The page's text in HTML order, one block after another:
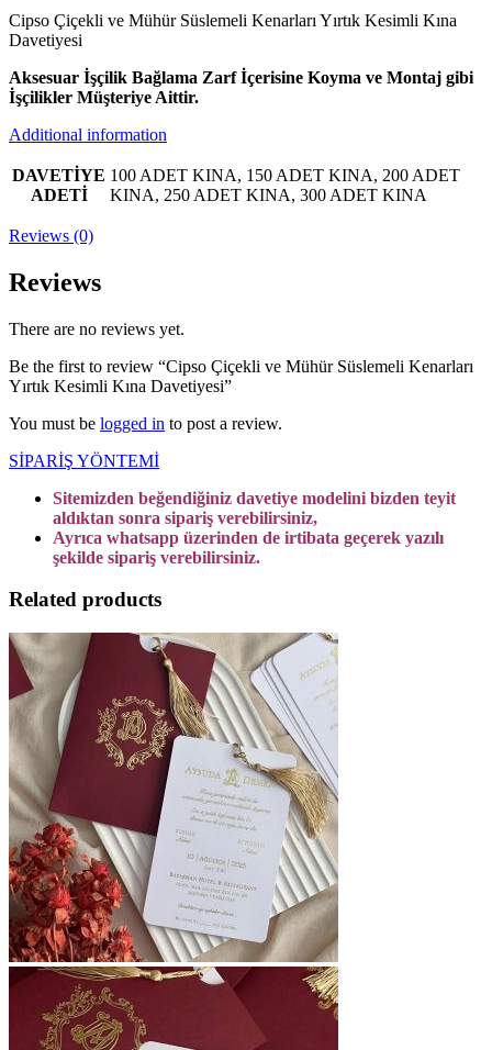
Cipso Çiçekli ve Mühür Süslemeli Kenarları Yırtık Kesimli Kına
Davetiyesi
Aksesuar İşçilik Bağlama Zarf İçerisine Koyma ve Montaj gibi
İşçilikler Müşteriye Aittir.
Additional information
DAVETİYE
ADETİ
100 ADET KINA, 150 ADET KINA, 200 ADET
KINA, 250 ADET KINA, 300 ADET KINA
Reviews (0)
Reviews
There are no reviews yet.
Be the first to review “Cipso Çiçekli ve Mühür Süslemeli Kenarları
Yırtık Kesimli Kına Davetiyesi”
You must be logged in to post a review.
SİPARİŞ YÖNTEMİ
Sitemizden beğendiğiniz davetiye modelini bizden teyit
aldıktan sonra sipariş verebilirsiniz,
Ayrıca whatsapp üzerinden de irtibata geçerek yazılı
şekilde sipariş verebilirsiniz.
Related products